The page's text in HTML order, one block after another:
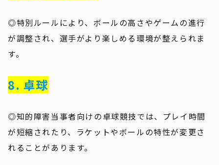
◎特別ルールにより、ボールの高さやゲームの進行
が調整され、選手がより楽しめる環境が整えられま
す。
8. 卓球
◎知的障害当事者向けの卓球競技では、プレイ時間
が短縮されたり、ラケットやボールの特性が変更さ
れることがあります。